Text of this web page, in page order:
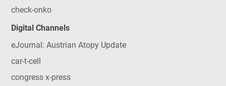
check-onko
Digital Channels
eJournal: Austrian Atopy Update
car-t-cell
congress x-press